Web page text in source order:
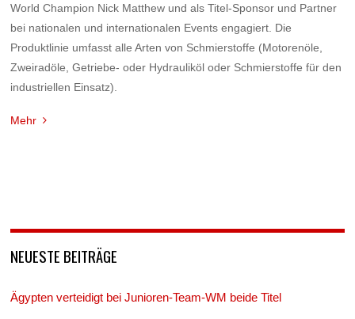
World Champion Nick Matthew und als Titel-Sponsor und Partner
bei nationalen und internationalen Events engagiert. Die
Produktlinie umfasst alle Arten von Schmierstoffe (Motorenöle,
Zweiradöle, Getriebe- oder Hydrauliköl oder Schmierstoffe für den
industriellen Einsatz).
Mehr
NEUESTE BEITRÄGE
Ägypten verteidigt bei Junioren-Team-WM beide Titel